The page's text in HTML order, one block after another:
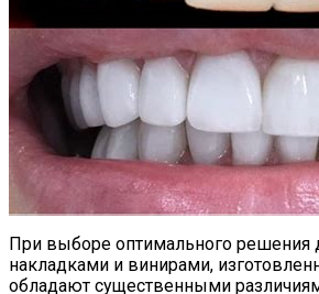
При выборе оптимального решения
накладками и винирами,
обладают существенными